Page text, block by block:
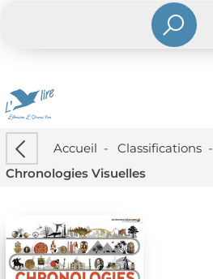
Accueil - Classifications-
Chronologies Visuelles